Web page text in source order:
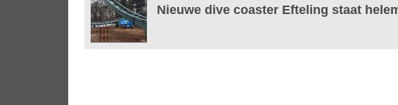
Nieuwe dive coaster Efteling staat